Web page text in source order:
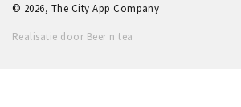
© 2026, The City App Company
Realisatie door Beer n tea